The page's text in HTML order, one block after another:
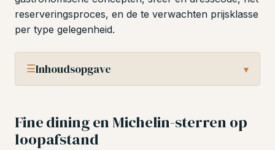
reserveringsproces, en de te verwachten prijsklasse
per type gelegenheid.
☰Inhoudsopgave ▾
Fine dining en Michelin-sterren op
loopafstand